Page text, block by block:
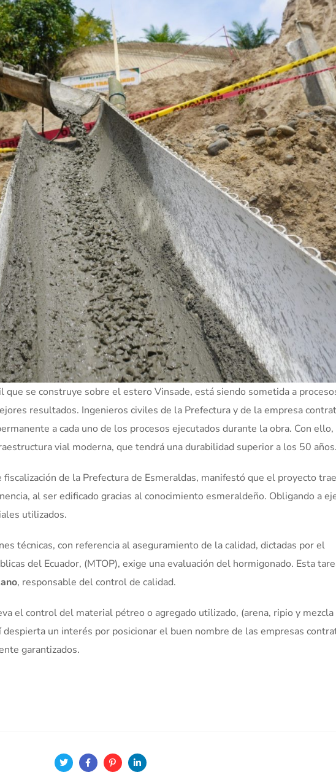
que se construye sobre el estero Vinsade, está siendo sometida a
resultados. Ingenieros civiles de la Prefectura y de la empresa
a cada uno de los procesos ejecutados durante la obra. Con ello,
vial moderna, que tendrá una durabilidad superior a los 50 años.
fiscalización de la Prefectura de Esmeraldas, manifestó que el proyecto trae
al ser edificado gracias al conocimiento esmeraldeño. Obligando a
utilizados.
técnicas, con referencia al aseguramiento de la calidad, dictadas por el
del Ecuador, (MTOP), exige una evaluación del hormigonado. Esta
, responsable del control de calidad.
el control del material pétreo o agregado utilizado, (arena, ripio y
un interés por posicionar el buen nombre de las empresas
garantizados.